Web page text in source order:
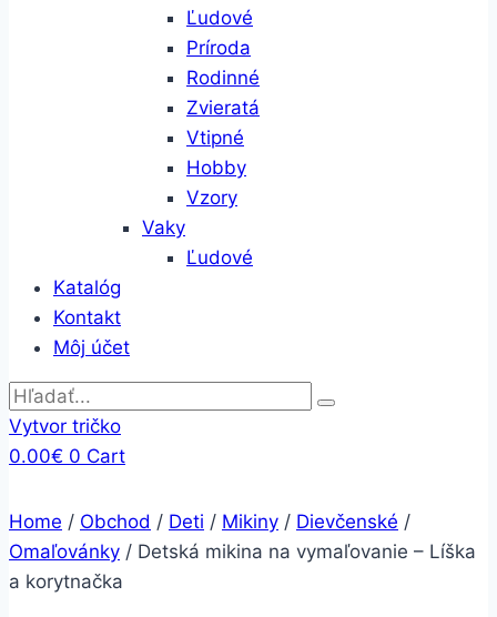
Ľudové
Príroda
Rodinné
Zvieratá
Vtipné
Hobby
Vzory
Vaky
Ľudové
Katalóg
Kontakt
Môj účet
Vytvor tričko
0.00€ 0 Cart
Home / Obchod / Deti / Mikiny / Dievčenské /
Omaľovánky / Detská mikina na vymaľovanie – Líška
a korytnačka